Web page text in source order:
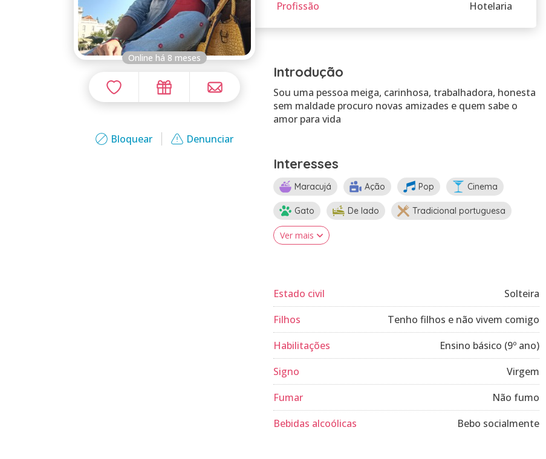
Online há 8 meses
Bloquear Denunciar
Profissão Hotelaria
Introdução
Sou uma pessoa meiga, carinhosa, trabalhadora, honesta
sem maldade procuro novas amizades e quem sabe o
amor para vida
Interesses
Maracujá Ação Pop Cinema
Gato De lado Tradicional portuguesa
Ver mais
Estado civil
Solteira
Filhos
Tenho filhos e não vivem comigo
Habilitações
Ensino básico (9º ano)
Signo
Virgem
Fumar
Não fumo
Bebidas alcoólicas
Bebo socialmente